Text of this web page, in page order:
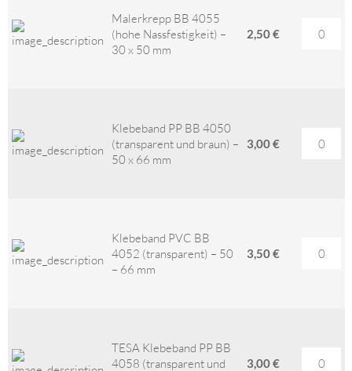
Malerkrepp BB 4055
(hohe Nassfestigkeit) –
30 x 50 mm
2,50 €
Klebeband PP BB 4050
(transparent und braun) –
50 x 66 mm
3,00 €
Klebeband PVC BB
4052 (transparent) – 50
– 66 mm
3,50 €
TESA Klebeband PP BB
4058 (transparent und
3,00 €